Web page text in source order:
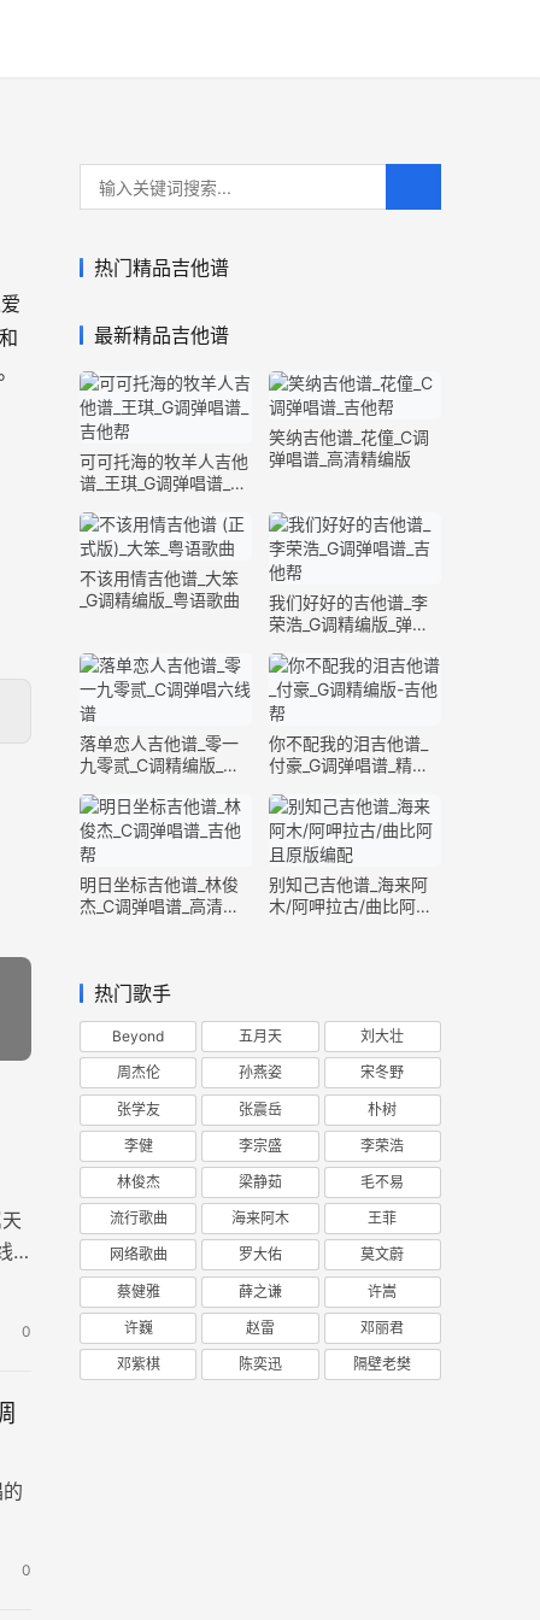
0
0
热门精品吉他谱
最新精品吉他谱
可可托海的牧羊人吉他
谱_王琪_G调弹唱谱_原
笑纳吉他谱_花僮_C调
弹唱谱_高清精编版
不该用情吉他谱_大笨
_G调精编版_粤语歌曲
我们好好的吉他谱_李
荣浩_G调精编版_弹唱
落单恋人吉他谱_零一
九零贰_C调精编版_弹
你不配我的泪吉他谱_
付豪_G调弹唱谱_精编
明日坐标吉他谱_林俊
杰_C调弹唱谱_高清完
别知己吉他谱_海来阿
木/阿呷拉古/曲比阿且
热门歌手
Beyond 五月天 刘大壮
周杰伦 孙燕姿 宋冬野
张学友 张震岳 朴树
李健 李宗盛 李荣浩
林俊杰 梁静茹 毛不易
流行歌曲 海来阿木 王菲
网络歌曲 罗大佑 莫文蔚
蔡健雅 薛之谦 许嵩
许巍 赵雷 邓丽君
邓紫棋 陈奕迅 隔壁老樊